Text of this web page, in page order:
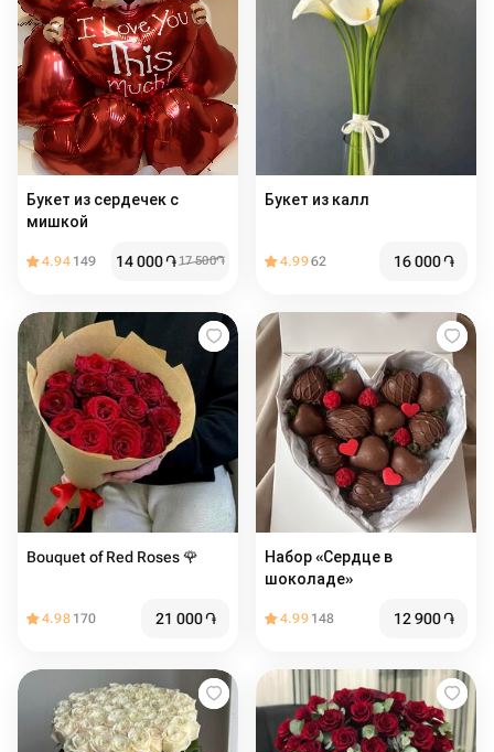
Букет из сердечек с
мишкой
4.94 149 14 000֏17 500֏
Букет из калл
4.9962 16 000֏
Bouquet of Red Roses 🌹
4.98 170 21 000֏
Набор «Сердце в
шоколаде»
4.99 148 12 900֏